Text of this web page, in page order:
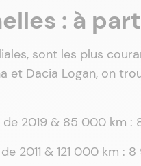
: à
sont les plus
et Dacia Logan, on
de 2019 & 85 000 km :
2011 & 121 000 km :